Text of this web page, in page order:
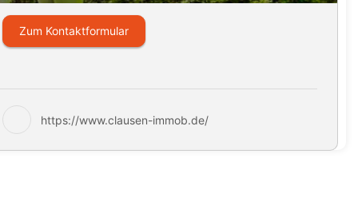
Zum Kontaktformular
https://www.clausen-immob.de/